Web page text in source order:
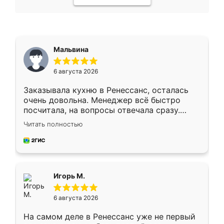
Мальвина
6 августа 2026
Заказывала кухню в Ренессанс, осталась
очень довольна. Менеджер всё быстро
посчитала, на вопросы отвечала сразу.
Замерщик приехал в субботу, подошёл к
делу со всей ответственностью. Собрали
за день, ребята работали аккуратно, даже
Читать полностью
Игорь М.
6 августа 2026
На самом деле в Ренессанс уже не первый